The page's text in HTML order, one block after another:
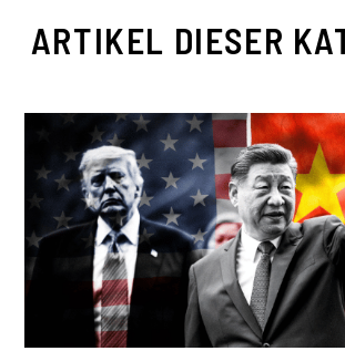
ARTIKEL DIESER